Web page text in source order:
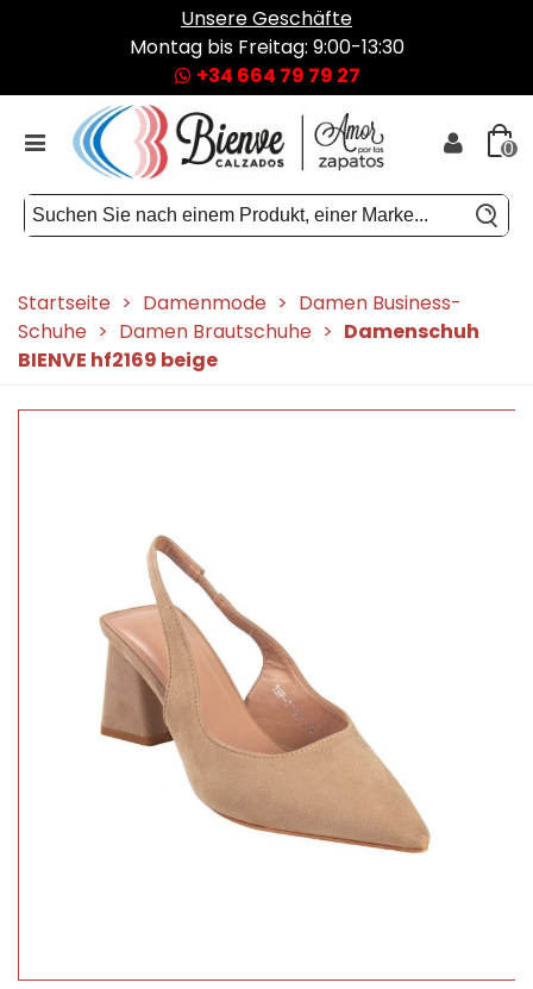
Unsere Geschäfte
Montag bis Freitag: 9:00-13:30
+34 664 79 79 27
0
Startseite > Damenmode > Damen Business-
Schuhe > Damen Brautschuhe > Damenschuh
BIENVE hf2169 beige